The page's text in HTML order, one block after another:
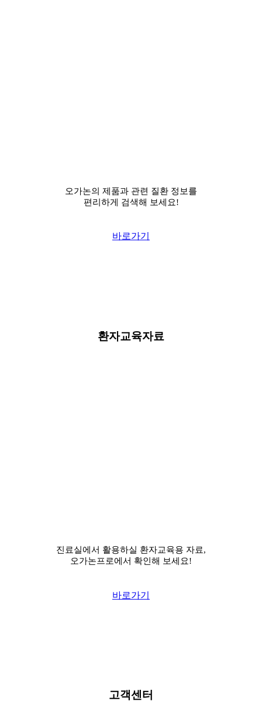
오가논의 제품과 관련 질환 정보를
편리하게 검색해 보세요!
바로가기
환자교육자료
진료실에서 활용하실 환자교육용 자료,
오가논프로에서 확인해 보세요!
바로가기
고객센터